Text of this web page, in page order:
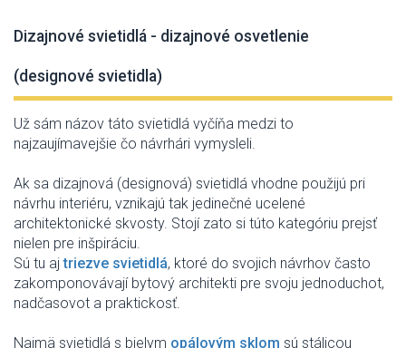
Dizajnové svietidlá - dizajnové osvetlenie
(designové svietidla)
Už sám názov táto svietidlá vyčíňa medzi to
najzaujímavejšie čo návrhári vymysleli.
Ak sa dizajnová (designová) svietidlá vhodne použijú pri
návrhu interiéru, vznikajú tak jedinečné ucelené
architektonické skvosty. Stojí zato si túto kategóriu prejsť
nielen pre inšpiráciu.
Sú tu aj triezve svietidlá, ktoré do svojich návrhov často
zakomponovávají bytový architekti pre svoju jednoduchot,
nadčasovot a praktickosť.
Najmä svietidlá s bielym opálovým sklom sú stálicou